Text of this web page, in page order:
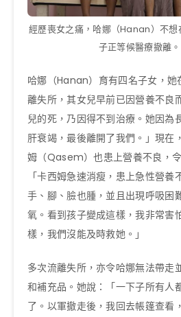
經歷喪女之痛，哈娜（Hanan）不想
子正等候醫療撤離
哈娜（Hanan）育有四名子女，她
離失所，其女兒早前已因營養不良
兒的死，乃因得不到治療。她因為
肝衰竭，最後離開了我們。」現在
姆（Qasem）也患上營養不良，
「卡西姆急速消瘦，患上急性營養
手、腳、臉也腫，並且出現呼吸困
氧。看到孩子變成這樣，我非常害
樣，我們沒能及時救她。」
多次流離失所，亦令哈娜無法帶走
和補充品。她說：「一下子所有人
了。以軍撤走後，我回去帳篷查看